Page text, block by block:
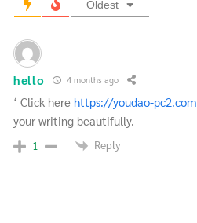
Oldest
hello 4 months ago
‘ Click here https://youdao-pc2.com
your writing beautifully.
1 Reply